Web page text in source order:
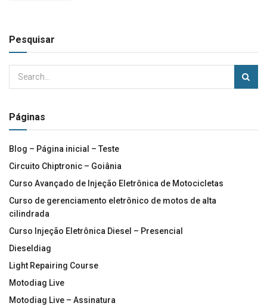
Pesquisar
Páginas
Blog – Página inicial – Teste
Circuito Chiptronic – Goiânia
Curso Avançado de Injeção Eletrônica de Motocicletas
Curso de gerenciamento eletrônico de motos de alta
cilindrada
Curso Injeção Eletrônica Diesel – Presencial
Dieseldiag
Light Repairing Course
Motodiag Live
Motodiag Live – Assinatura